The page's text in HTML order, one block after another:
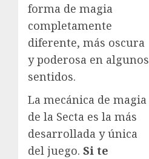
forma de magia
completamente
diferente, más oscura
y poderosa en algunos
sentidos.
La mecánica de magia
de la Secta es la más
desarrollada y única
del juego. Si te